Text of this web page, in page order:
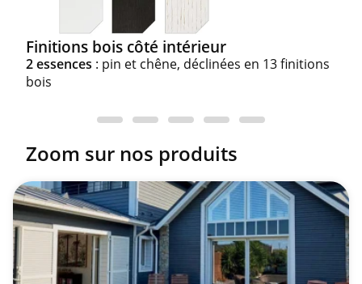
Finitions bois côté intérieur
2 essences : pin et chêne, déclinées en 13 finitions
bois
Zoom sur nos produits